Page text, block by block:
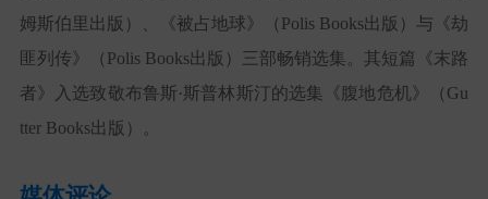
姆斯伯里出版）、《被占地球》（ Polis Books出版）与《劫
匪列传》（ Polis Books出版）三部畅销选集。其短篇《末路
者》入选致敬布鲁斯·斯普林斯汀的选集《腹地危机》（ Gu
tter Books出版）。